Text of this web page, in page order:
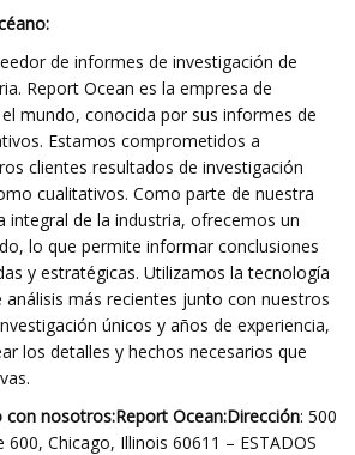
de informes de investigación de
Report Ocean es la empresa de
mundo, conocida por sus informes de
Estamos comprometidos a
clientes resultados de investigación
cualitativos. Como parte de nuestra
integral de la industria, ofrecemos un
lo que permite informar conclusiones
y estratégicas. Utilizamos la tecnología
análisis más recientes junto con nuestros
únicos y años de experiencia,
los detalles y hechos necesarios que
nosotros:Report Ocean:Dirección: 500
600, Chicago, Illinois 60611 – ESTADOS